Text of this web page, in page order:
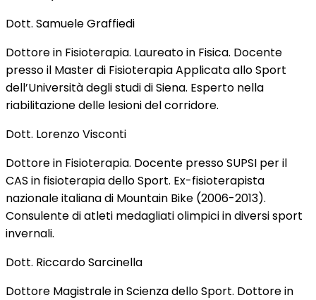
Dott. Samuele Graffiedi
Dottore in Fisioterapia. Laureato in Fisica. Docente
presso il Master di Fisioterapia Applicata allo Sport
dell’Università degli studi di Siena. Esperto nella
riabilitazione delle lesioni del corridore.
Dott. Lorenzo Visconti
Dottore in Fisioterapia. Docente presso SUPSI per il
CAS in fisioterapia dello Sport. Ex-fisioterapista
nazionale italiana di Mountain Bike (2006-2013).
Consulente di atleti medagliati olimpici in diversi sport
invernali.
Dott. Riccardo Sarcinella
Dottore Magistrale in Scienza dello Sport. Dottore in